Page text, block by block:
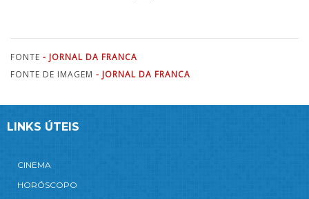
FONTE - JORNAL DA FRANCA
FONTE DE IMAGEM - JORNAL DA FRANCA
LINKS ÚTEIS
CINEMA
HORÓSCOPO